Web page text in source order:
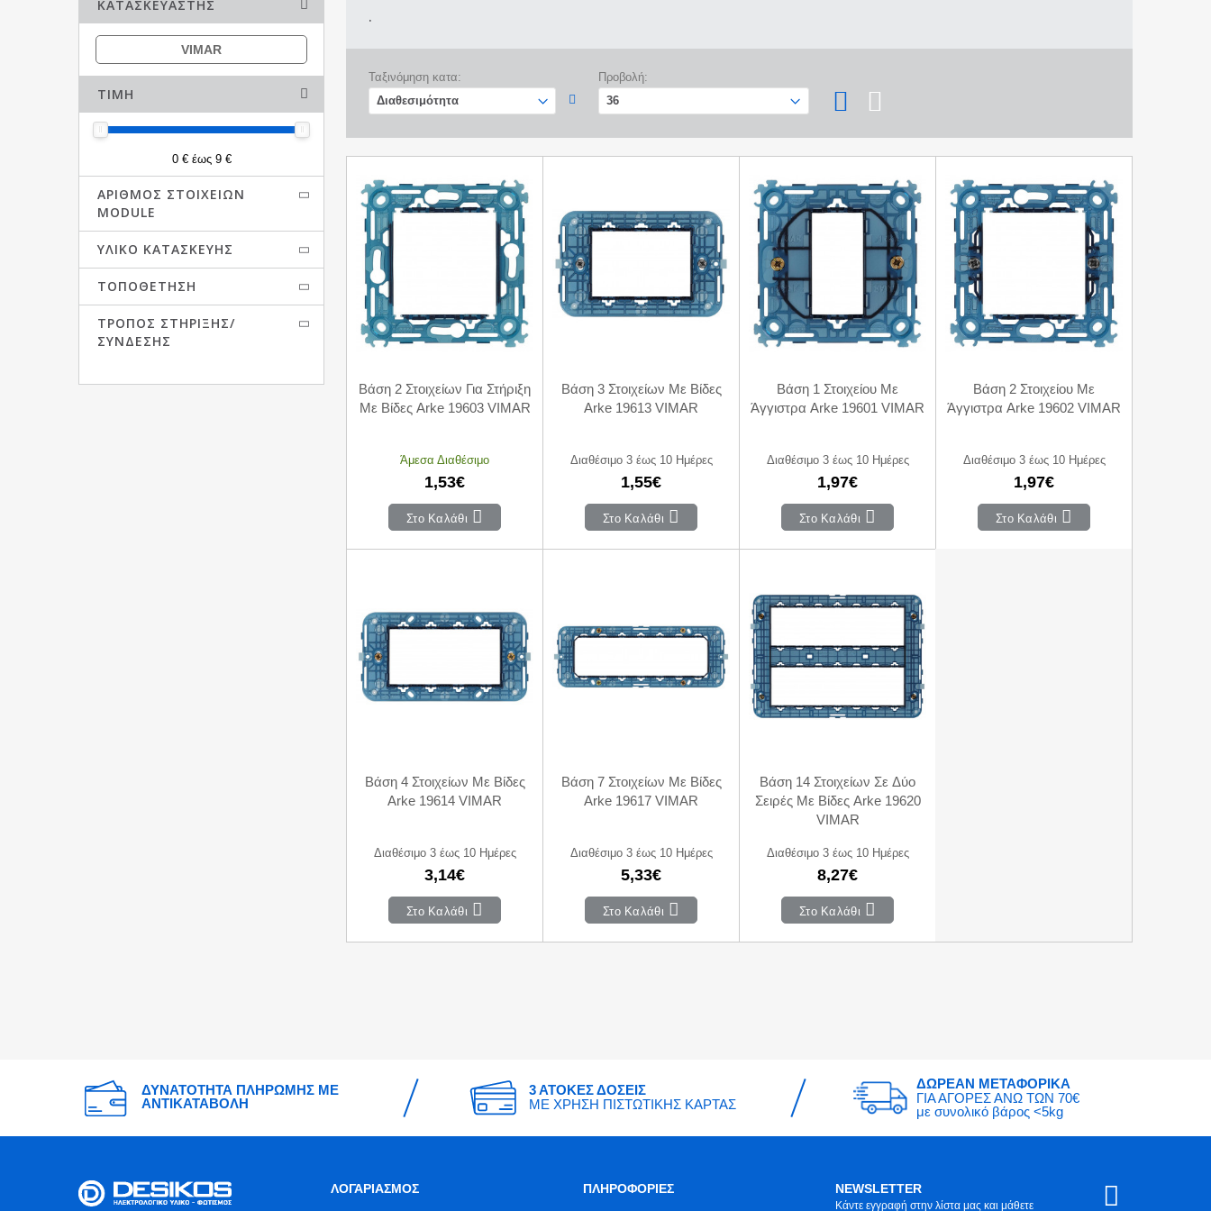
ΚΑΤΑΣΚΕΥΑΣΤΉΣ
VIMAR
ΤΙΜΉ
0 € έως 9 €
ΑΡΙΘΜΌΣ ΣΤΟΙΧΕΊΩΝ
MODULE
ΥΛΙΚΌ ΚΑΤΑΣΚΕΥΉΣ
ΤΟΠΟΘΈΤΗΣΗ
ΤΡΌΠΟΣ ΣΤΉΡΙΞΗΣ/
ΣΎΝΔΕΣΗΣ
.
Ταξινόμηση κατα: Προβολή:
Βάση 2 Στοιχείων Για Στήριξη
Με Βίδες Arke 19603 VIMAR
Άμεσα Διαθέσιμο
1,53€
Στο Καλάθι
Βάση 3 Στοιχείων Με Βίδες
Arke 19613 VIMAR
Διαθέσιμο 3 έως 10 Ημέρες
1,55€
Στο Καλάθι
Βάση 1 Στοιχείου Με
Άγγιστρα Arke 19601 VIMAR
Διαθέσιμο 3 έως 10 Ημέρες
1,97€
Στο Καλάθι
Βάση 2 Στοιχείου Με
Άγγιστρα Arke 19602 VIMAR
Διαθέσιμο 3 έως 10 Ημέρες
1,97€
Στο Καλάθι
Βάση 4 Στοιχείων Με Βίδες
Arke 19614 VIMAR
Διαθέσιμο 3 έως 10 Ημέρες
3,14€
Στο Καλάθι
Βάση 7 Στοιχείων Με Βίδες
Arke 19617 VIMAR
Διαθέσιμο 3 έως 10 Ημέρες
5,33€
Στο Καλάθι
Βάση 14 Στοιχείων Σε Δύο
Σειρές Με Βίδες Arke 19620
VIMAR
Διαθέσιμο 3 έως 10 Ημέρες
8,27€
Στο Καλάθι
ΔΥΝΑΤΟΤΗΤΑ ΠΛΗΡΩΜΗΣ ΜΕ
ΑΝΤΙΚΑΤΑΒΟΛΗ
3 ΑΤΟΚΕΣ ΔΟΣΕΙΣ
ΜΕ ΧΡΗΣΗ ΠΙΣΤΩΤΙΚΗΣ ΚΑΡΤΑΣ
ΔΩΡΕΑΝ ΜΕΤΑΦΟΡΙΚΑ
ΓΙΑ ΑΓΟΡΕΣ ΑΝΩ ΤΩΝ 70€
με συνολικό βάρος <5kg
ΛΟΓΑΡΙΑΣΜΟΣ
ΠΛΗΡΟΦΟΡΙΕΣ
NEWSLETTER
Κάντε εγγραφή στην λίστα μας και μάθετε